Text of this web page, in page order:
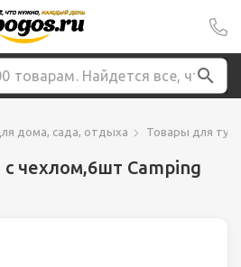
дома, сада, отдыха Товары для
чехлом,6шт Camping